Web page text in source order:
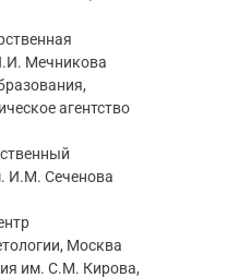
Мечникова
агентство
И.М. Сеченова
Москва
им. С.М. Кирова,